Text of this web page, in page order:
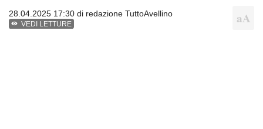
28.04.2025 17:30 di redazione TuttoAvellino
VEDI LETTURE